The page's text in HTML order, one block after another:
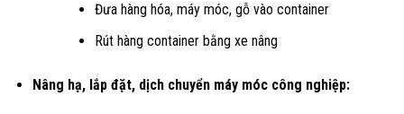
Đưa hàng hóa, máy móc, gỗ vào container
Rút hàng container bằng xe nâng
Nâng hạ, lắp đặt, dịch chuyển máy móc công nghiệp: